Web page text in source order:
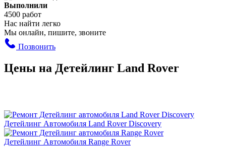
Выполнили
4500 работ
Нас найти легко
Мы онлайн, пишите, звоните
Позвонить
Цены на Детейлинг Land Rover
Детейлинг Автомобиля Land Rover Discovery
Детейлинг Автомобиля Range Rover